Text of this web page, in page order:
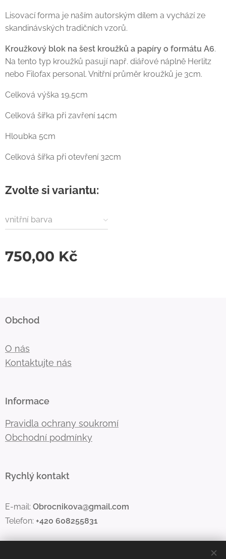
Lisovací forma je naším autorským dílem a vychází ze
skandinávských tradičních vzorů.
Kroužkový blok na šest kroužků a papíry o formátu A6.
Na tento typ kroužků pasují např. diářové náplně Herlitz
nebo Filofax personal. Vnitřní průměr kroužků je 3cm.
Celková výška 19,5cm
Celková šířka při zavření 14cm
Hloubka 5cm
Celková šířka při otevření 32cm
Zvolte si variantu:
vnitřní barva
750,00 Kč
Obchod
O nás
Kontaktujte nás
Informace
Pravidla ochrany soukromí
Obchodní podmínky
Rychlý kontakt
E-mail: Obrocnikova@gmail.com
Telefon: +420 608255831